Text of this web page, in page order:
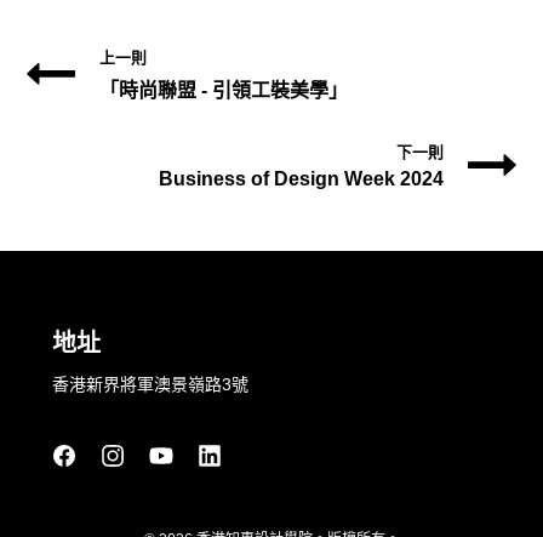
上一則
「時尚聯盟 - 引領工裝美學」
下一則
Business of Design Week 2024
地址
香港新界將軍澳景嶺路3號